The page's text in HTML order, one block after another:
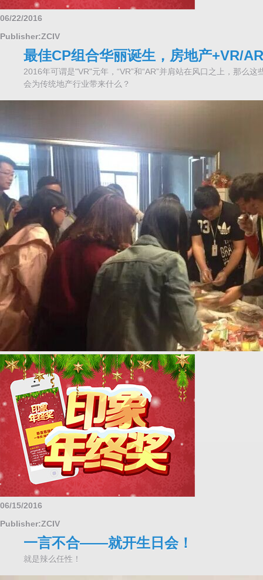
06/22/2016
Publisher:ZCIV
最佳CP组合华丽诞生，房地产+VR/
2016年可谓是"VR"元年，“VR”和“AR”并肩站在风口之上，那么
会为传统地产行业带来什么？
06/15/2016
Publisher:ZCIV
一言不合——就开生日会！
就是辣么任性！